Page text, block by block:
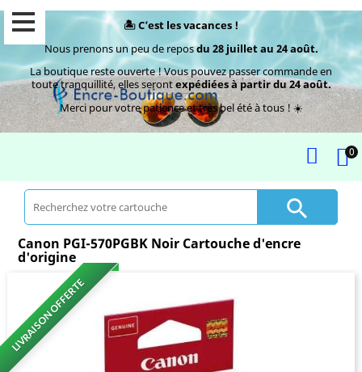
🏝️ C’est les vacances !
Nous prenons un peu de reposdu 28 juillet au 24 août.
La boutique reste ouverte ! Vous pouvez passer commande en
toute tranquillité, elles serontexpédiées à partir du 24 août.
Merci pour votre patience et très bel été à tous ! ☀️
0

Canon PGI-570PGBK Noir Cartouche d'encre
d'origine
LIVRAISON OFFERTE